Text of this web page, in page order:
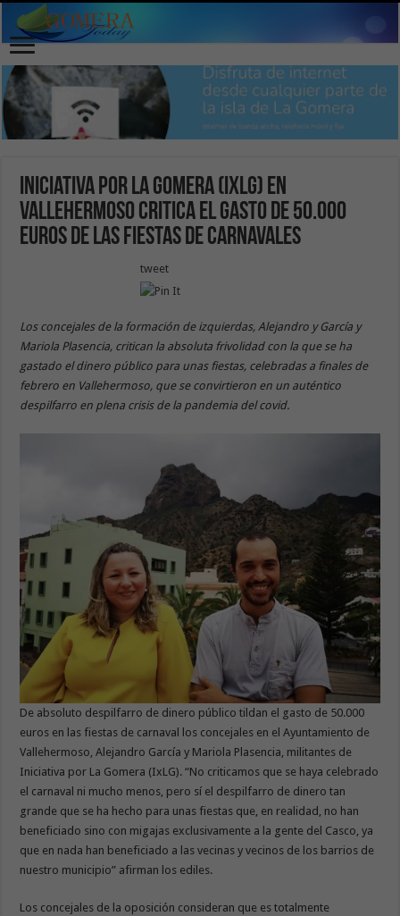
Iniciativa por la Gomera (IxLG) en
Vallehermoso critica el gasto de 50.000
euros de las fiestas de carnavales
tweet
Los concejales de la formación de izquierdas, Alejandro y García y
Mariola Plasencia, critican la absoluta frivolidad con la que se ha
gastado el dinero público para unas fiestas, celebradas a finales de
febrero en Vallehermoso, que se convirtieron en un auténtico
despilfarro en plena crisis de la pandemia del covid.
De absoluto despilfarro de dinero público tildan el gasto de 50.000
euros en las fiestas de carnaval los concejales en el Ayuntamiento de
Vallehermoso, Alejandro García y Mariola Plasencia, militantes de
Iniciativa por La Gomera (IxLG). “No criticamos que se haya celebrado
el carnaval ni mucho menos, pero sí el despilfarro de dinero tan
grande que se ha hecho para unas fiestas que, en realidad, no han
beneficiado sino con migajas exclusivamente a la gente del Casco, ya
que en nada han beneficiado a las vecinas y vecinos de los barrios de
nuestro municipio” afirman los ediles.
Los concejales de la oposición consideran que es totalmente